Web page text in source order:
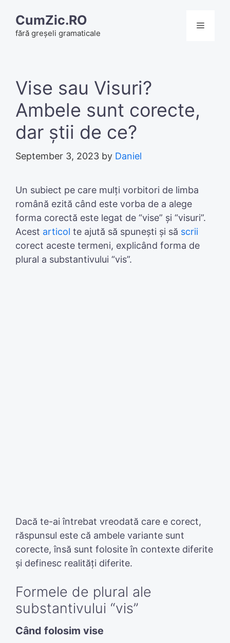
content
CumZic.RO
fără greșeli gramaticale
Menu
Vise sau Visuri?
Ambele sunt corecte,
dar știi de ce?
September 3, 2023 by Daniel
Un subiect pe care mulți vorbitori de limba
română ezită când este vorba de a alege
forma corectă este legat de “vise” și “visuri”.
Acest articol te ajută să spunești și să scrii
corect aceste termeni, explicând forma de
plural a substantivului “vis”.
Dacă te-ai întrebat vreodată care e corect,
răspunsul este că ambele variante sunt
corecte, însă sunt folosite în contexte diferite
și definesc realități diferite.
Formele de plural ale
substantivului “vis”
Când folosim vise